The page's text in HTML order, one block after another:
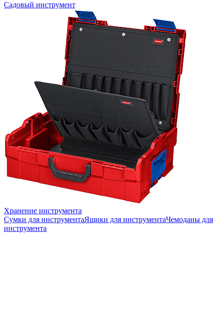
Садовый инструмент
Хранение инструмента
Сумки для инструментаЯщики для инструментаЧемоданы для
инструмента